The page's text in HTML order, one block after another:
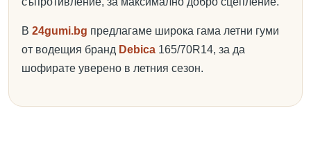
В 24gumi.bg предлагаме широка гама летни гуми
от водещия бранд Debica 165/70R14, за да
шофирате уверено в летния сезон.